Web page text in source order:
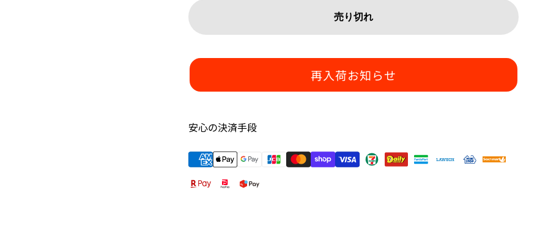
売り切れ
再入荷お知らせ
安心の決済手段